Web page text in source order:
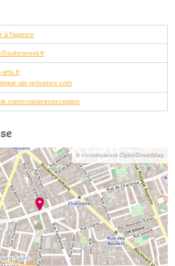
à l'agence
arts.fr
aix-provence.com
croisieresexception
© contributeurs OpenStreetMap